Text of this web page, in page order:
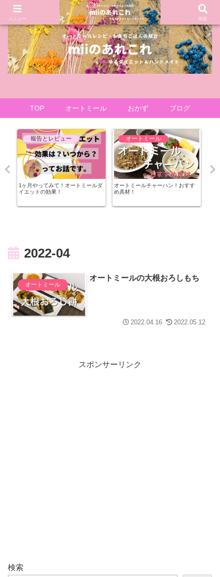
TOP オートミール おかず ブログ
報告とレビュー
1ヶ月やってみて！オートミールダ
イエットの効果！
オートミール
オートミールチャーハン！おすす
め具材！
2022-04
オートミール
オートミールの大根おろしもち
2022.04.16 2022.05.12
スポンサーリンク
検索
メニュー 検索